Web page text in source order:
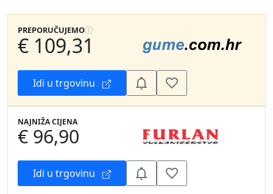
PREPORUČUJEMO
€ 109,31
Idi u trgovinu
NAJNIŽA CIJENA
€ 96,90
Idi u trgovinu